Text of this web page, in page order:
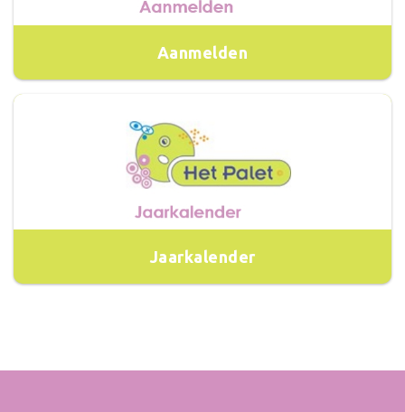
Aanmelden
Jaarkalender